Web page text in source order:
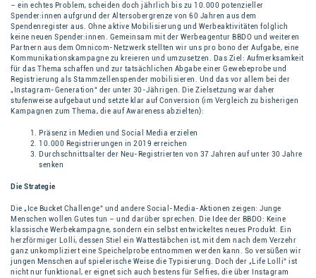
– ein echtes Problem, scheiden doch jährlich bis zu 10.000 potenzieller
Spender:innen aufgrund der Altersobergrenze von 60 Jahren aus dem
Spendenregister aus. Ohne aktive Mobilisierung und Werbeaktivitäten folglich
keine neuen Spender:innen. Gemeinsam mit der Werbeagentur BBDO und weiteren
Partnern aus dem Omnicom-Netzwerk stellten wir uns pro bono der Aufgabe, eine
Kommunikationskampagne zu kreieren und umzusetzen. Das Ziel: Aufmerksamkeit
für das Thema schaffen und zur tatsächlichen Abgabe einer Gewebeprobe und
Registrierung als Stammzellenspender mobilisieren. Und das vor allem bei der
„Instagram-Generation“ der unter 30-Jährigen. Die Zielsetzung war daher
stufenweise aufgebaut und setzte klar auf Conversion (im Vergleich zu bisherigen
Kampagnen zum Thema, die auf Awareness abzielten):
Präsenz in Medien und Social Media erzielen
10.000 Registrierungen in 2019 erreichen
Durchschnittsalter der Neu-Registrierten von 37 Jahren auf unter 30 Jahre
senken
Die Strategie
Die „Ice Bucket Challenge“ und andere Social-Media-Aktionen zeigen: Junge
Menschen wollen Gutes tun – und darüber sprechen. Die Idee der BBDO: Keine
klassische Werbekampagne, sondern ein selbst entwickeltes neues Produkt. Ein
herzförmiger Lolli, dessen Stiel ein Wattestäbchen ist, mit dem nach dem Verzehr
ganz unkompliziert eine Speichelprobe entnommen werden kann. So versüßen wir
jungen Menschen auf spielerische Weise die Typisierung. Doch der „Life Lolli“ ist
nicht nur funktional, er eignet sich auch bestens für Selfies, die über Instagram